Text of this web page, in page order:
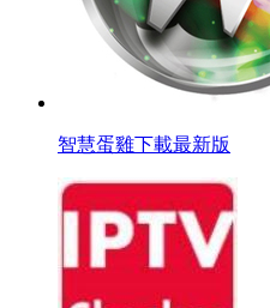
智慧蛋雞下載最新版